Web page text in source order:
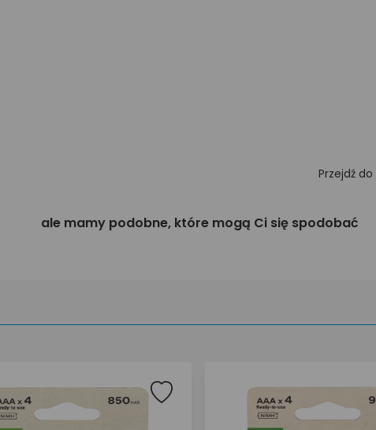
Przejdź do
ale mamy podobne, które mogą Ci się spodobać